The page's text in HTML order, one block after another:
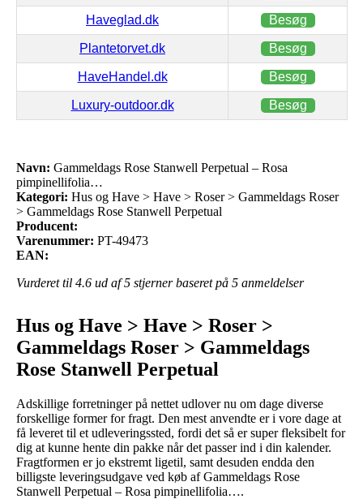
Haveglad.dk Besøg
Plantetorvet.dk Besøg
HaveHandel.dk Besøg
Luxury-outdoor.dk Besøg
Navn: Gammeldags Rose Stanwell Perpetual – Rosa
pimpinellifolia…
Kategori: Hus og Have > Have > Roser > Gammeldags Roser
> Gammeldags Rose Stanwell Perpetual
Producent:
Varenummer: PT-49473
EAN:
Vurderet til 4.6 ud af 5 stjerner baseret på 5 anmeldelser
Hus og Have > Have > Roser >
Gammeldags Roser > Gammeldags
Rose Stanwell Perpetual
Adskillige forretninger på nettet udlover nu om dage diverse
forskellige former for fragt. Den mest anvendte er i vore dage at
få leveret til et udleveringssted, fordi det så er super fleksibelt for
dig at kunne hente din pakke når det passer ind i din kalender.
Fragtformen er jo ekstremt ligetil, samt desuden endda den
billigste leveringsudgave ved køb af Gammeldags Rose
Stanwell Perpetual – Rosa pimpinellifolia….